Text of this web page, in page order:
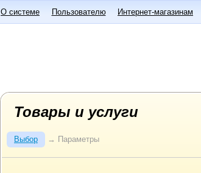
О системе Пользователю Интернет-магазинам
Товары и услуги
Выбор → Параметры